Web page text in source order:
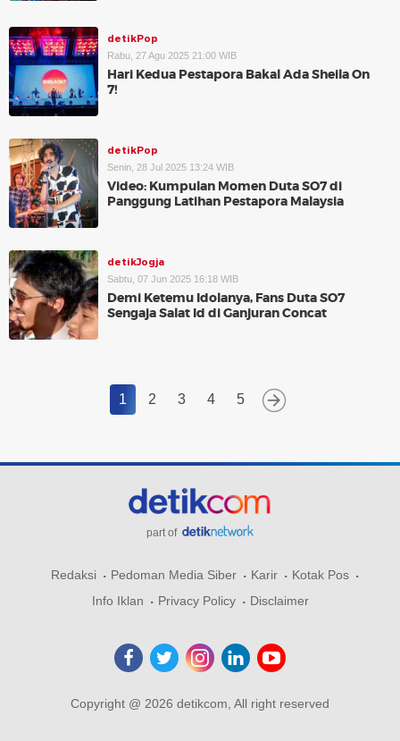
detikPop
Rabu, 27 Agu 2025 21:00 WIB
Hari Kedua Pestapora Bakal Ada Sheila On
7!
detikPop
Senin, 28 Jul 2025 13:24 WIB
Video: Kumpulan Momen Duta SO7 di
Panggung Latihan Pestapora Malaysia
detikJogja
Sabtu, 07 Jun 2025 16:18 WIB
Demi Ketemu Idolanya, Fans Duta SO7
Sengaja Salat Id di Ganjuran Concat
1 2 3 4 5
part of
Redaksi Pedoman Media Siber Karir
Kotak Pos
Info Iklan
Privacy Policy Disclaimer
Copyright @ 2026 detikcom, All right reserved